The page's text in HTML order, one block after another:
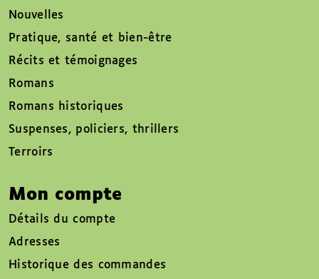
Nouvelles
Pratique, santé et bien-être
Récits et témoignages
Romans
Romans historiques
Suspenses, policiers, thrillers
Terroirs
Mon compte
Détails du compte
Adresses
Historique des commandes